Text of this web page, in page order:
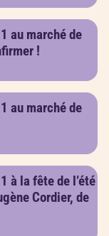
au marché de
!
au marché de
à la fête de l’été
Cordier, de